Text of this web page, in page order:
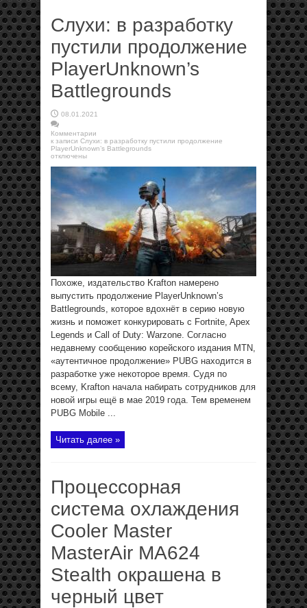
Слухи: в разработку
пустили продолжение
PlayerUnknown’s
Battlegrounds
08.01.2021
Комментарии
к записи Слухи: в разработку пустили продолжение
PlayerUnknown’s Battlegrounds
отключены
Похоже, издательство Krafton намерено
выпустить продолжение PlayerUnknown’s
Battlegrounds, которое вдохнёт в серию новую
жизнь и поможет конкурировать с Fortnite, Apex
Legends и Call of Duty: Warzone. Согласно
недавнему сообщению корейского издания MTN,
«аутентичное продолжение» PUBG находится в
разработке уже некоторое время. Судя по
всему, Krafton начала набирать сотрудников для
новой игры ещё в мае 2019 года. Тем временем
PUBG Mobile ...
Читать далее »
Процессорная
система охлаждения
Cooler Master
MasterAir MA624
Stealth окрашена в
черный цвет